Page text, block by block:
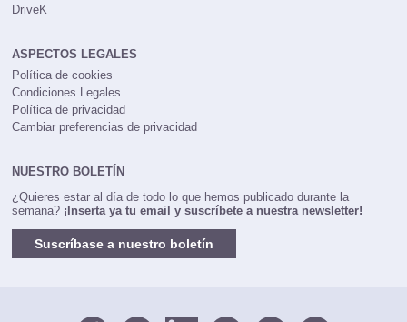
DriveK
ASPECTOS LEGALES
Política de cookies
Condiciones Legales
Política de privacidad
Cambiar preferencias de privacidad
NUESTRO BOLETÍN
¿Quieres estar al día de todo lo que hemos publicado durante la
semana? ¡Inserta ya tu email y suscríbete a nuestra newsletter!
Suscríbase a nuestro boletín